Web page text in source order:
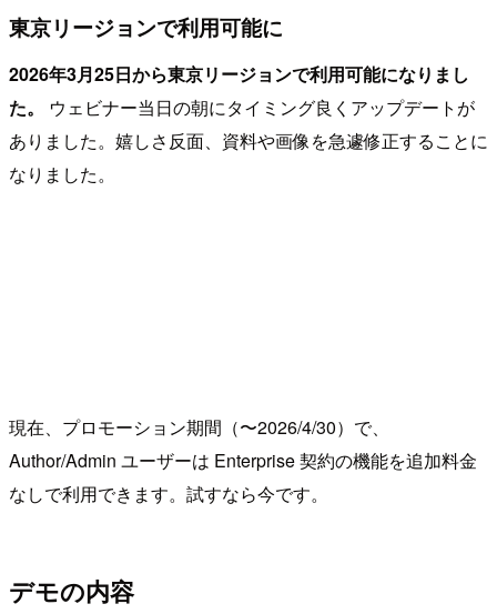
東京リージョンで利用可能に
2026年3月25日から東京リージョンで利用可能になりまし
た。
ウェビナー当日の朝にタイミング良くアップデートが
ありました。嬉しさ反面、資料や画像を急遽修正することに
なりました。
現在、プロモーション期間（〜2026/4/30）で、
Author/Admin ユーザーは Enterprise 契約の機能を追加料金
なしで利用できます。試すなら今です。
デモの内容